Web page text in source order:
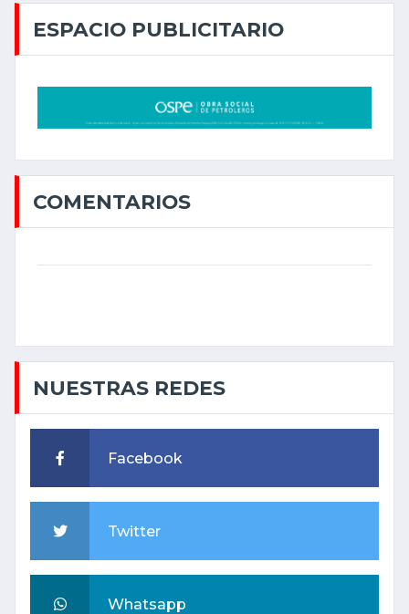
ESPACIO PUBLICITARIO
COMENTARIOS
NUESTRAS REDES
Facebook
Twitter
Whatsapp